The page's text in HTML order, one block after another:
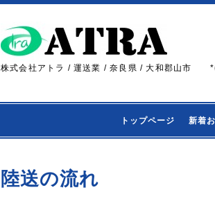
株式会社アトラ / 運送業 / 奈良県 / 大和郡山市
トップページ 新着
陸送の流れ